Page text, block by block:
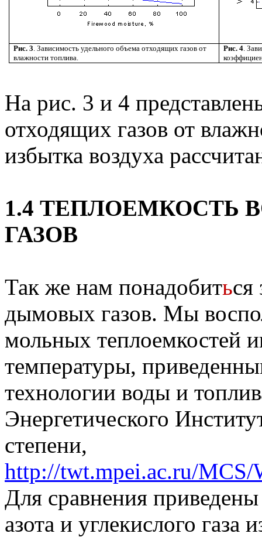
Рис. 3 . Зависимость удельного объема отходящих газов от
влажности топлива.
Рис. 4 .
На рис. 3 и 4
отходящих газов от
избытка воздуха
1.4 ТЕПЛОЕМКОСТЬ
ГАЗОВ
Так же нам понадобиться
дымовых газов. Мы
мольных теплоемкостей
температуры,
технологии воды и
Энергетического
степени,
http://twt.mpei.ac.ru/MCS/
Для сравнения
азота и углекислого